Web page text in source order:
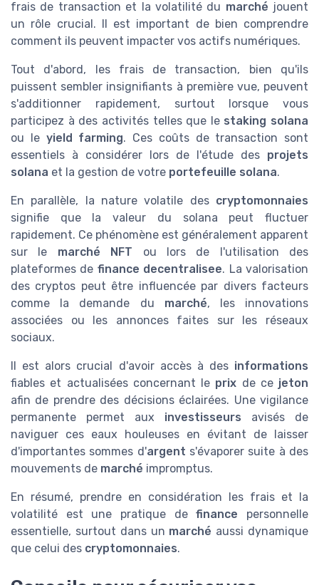
frais de transaction et la volatilité du marché jouent
un rôle crucial. Il est important de bien comprendre
comment ils peuvent impacter vos actifs numériques.
Tout d'abord, les frais de transaction, bien qu'ils
puissent sembler insignifiants à première vue, peuvent
s'additionner rapidement, surtout lorsque vous
participez à des activités telles que le staking solana
ou le yield farming. Ces coûts de transaction sont
essentiels à considérer lors de l'étude des projets
solana et la gestion de votre portefeuille solana.
En parallèle, la nature volatile des cryptomonnaies
signifie que la valeur du solana peut fluctuer
rapidement. Ce phénomène est généralement apparent
sur le marché NFT ou lors de l'utilisation des
plateformes de finance decentralisee. La valorisation
des cryptos peut être influencée par divers facteurs
comme la demande du marché, les innovations
associées ou les annonces faites sur les réseaux
sociaux.
Il est alors crucial d'avoir accès à des informations
fiables et actualisées concernant le prix de ce jeton
afin de prendre des décisions éclairées. Une vigilance
permanente permet aux investisseurs avisés de
naviguer ces eaux houleuses en évitant de laisser
d'importantes sommes d'argent s'évaporer suite à des
mouvements de marché impromptus.
En résumé, prendre en considération les frais et la
volatilité est une pratique definance personnelle
essentielle, surtout dans un marché aussi dynamique
que celui des cryptomonnaies.